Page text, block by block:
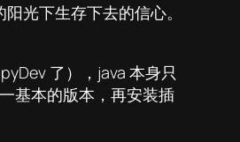
光下生存下去的信心。
了），java 本身只
基本的版本，再安装插